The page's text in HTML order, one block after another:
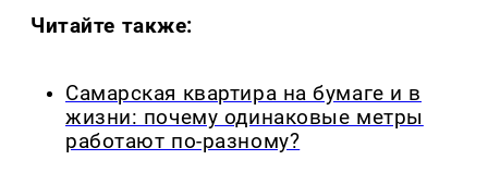
Читайте также:
Самарская квартира на бумаге и в
жизни: почему одинаковые метры
работают по-разному?